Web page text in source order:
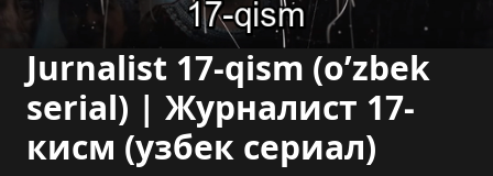
Jurnalist 17-qism (o’zbek
serial) | Журналист 17-
кисм (узбек сериал)